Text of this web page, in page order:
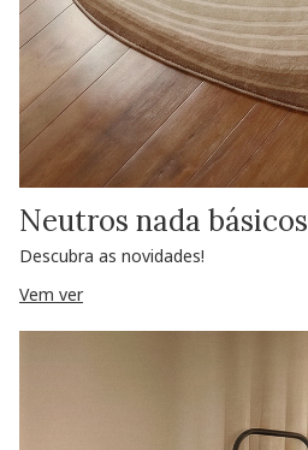
Neutros nada básicos
Descubra as novidades!
Vem ver